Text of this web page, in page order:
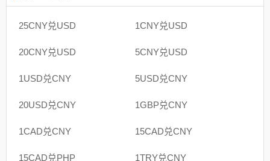
25CNY兑USD 1CNY兑USD
20CNY兑USD 5CNY兑USD
1USD兑CNY 5USD兑CNY
20USD兑CNY 1GBP兑CNY
1CAD兑CNY 15CAD兑CNY
15CAD兑PHP 1TRY兑CNY